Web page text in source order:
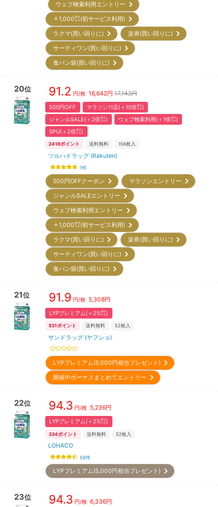
ウェブ検索利用エントリー
＋1,000㌽(初サービス利用)
ラクマ(買い回りに)
楽券(買い回りに)
サーティワン(買い回りに)
食パン袋(買い回りに)
20位 91.2 円/枚 16,642円 17,142円
500円OFF
マラソン11店(＋10倍㌽)
ジャンルSALE(＋2倍㌽)
ウェブ検索利用(＋1倍㌽)
SPU(＋2倍㌽)
2416ポイント 送料無料 156枚入
ツルハドラッグ (Rakuten)
1件
500円OFFクーポン
マラソンエントリー
ジャンルSALEエントリー
ウェブ検索利用エントリー
＋1,000㌽(初サービス利用)
ラクマ(買い回りに)
楽券(買い回りに)
サーティワン(買い回りに)
食パン袋(買い回りに)
21位 91.9 円/枚 5,308円
LYPプレミアム(＋2%㌽)
531ポイント 送料無料 52枚入
サンドラッグ (ヤフショ)
LYPプレミアム(5,000円相当プレゼント)
開催中ボーナスまとめてエントリー
22位 94.3 円/枚 5,236円
LYPプレミアム(＋2%㌽)
334ポイント 送料無料 52枚入
LOHACO
59件
LYPプレミアム(5,000円相当プレゼント)
23位 94.3 円/枚 6,336円